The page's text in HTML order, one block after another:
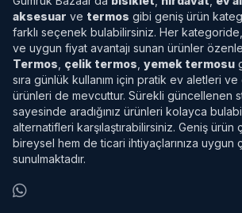
aksesuar ve termos gibi geniş ürün
farklı seçenek bulabilirsiniz. Her
ve uygun fiyat avantajı sunan ürünler
Termos çelik termos yemek termosu
sıra günlük kullanım için pratik ev aletleri ve
ürünleri de mevcuttur. Sürekli güncellenen
sayesinde aradığınız ürünleri kolayca
alternatifleri karşılaştırabilirsiniz. Geniş ürün
bireysel hem de ticari ihtiyaçlarınıza uygun
sunulmaktadır.